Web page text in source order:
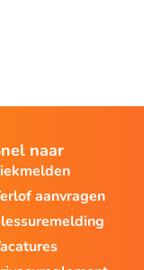
naar
aanvragen